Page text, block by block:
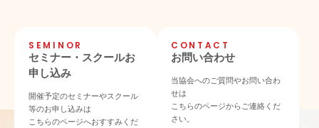
SEMINOR
セミナー・スクールお
申し込み
開催予定のセミナーやスクール
等のお申し込みは
こちらのページへおすすみくだ
CONTACT
お問い合わせ
当協会へのご質問やお問い合わ
せは
こちらのページからご連絡くだ
さい。